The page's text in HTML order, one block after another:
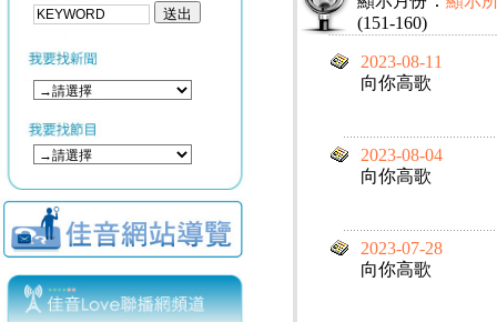
(151-160)
2023-08-11
向你高歌
2023-08-04
向你高歌
2023-07-28
向你高歌